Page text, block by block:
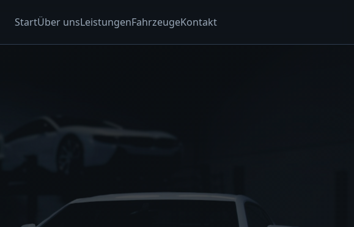
StartÜber unsLeistungenFahrzeugeKontakt